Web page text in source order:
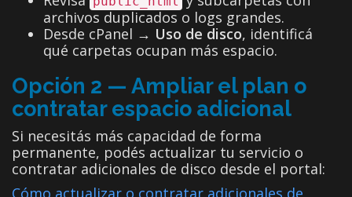
archivos duplicados o logs grandes.
Desde cPanel → Uso de disco, identificá
qué carpetas ocupan más espacio.
Opción 2 — Ampliar el plan o
contratar espacio adicional
Si necesitás más capacidad de forma
permanente, podés actualizar tu servicio o
contratar adicionales de disco desde el portal:
Cómo actualizar o contratar adicionales de